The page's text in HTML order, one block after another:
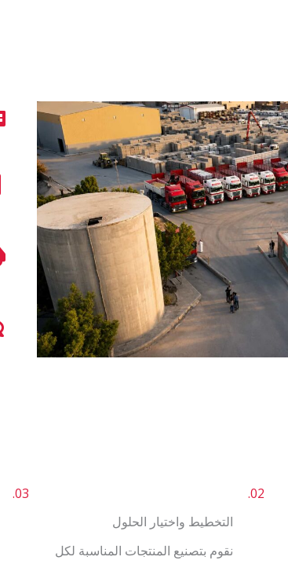
02.
التخطيط واختيار الحلول
نقوم بتصنيع المنتجات المناسبة لكل
03.